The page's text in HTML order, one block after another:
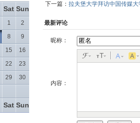
Sat Sun
1
2
8
9
15
16
22
23
29
30
Sat Sun
下一篇： 拉夫堡大学拜访中国传媒大
最新评论
昵称：
内容：